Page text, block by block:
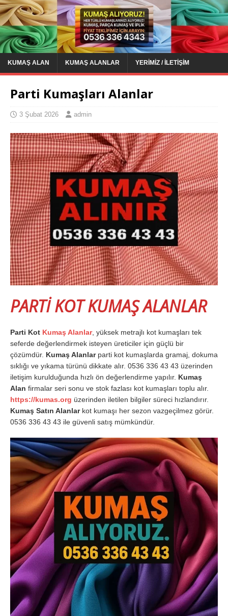
KUMAŞ ALAN KUMAŞ ALANLAR YERIMIZ / İLETIŞIM
Parti Kumaşları Alanlar
3 Şubat 2026 admin
PARTİ KOT KUMAŞ ALANLAR
Parti Kot Kumaş Alanlar, yüksek metrajlı kot kumaşları tek
seferde değerlendirmek isteyen üreticiler için güçlü bir
çözümdür. Kumaş Alanlarparti kot kumaşlarda gramaj, dokuma
sıklığı ve yıkama türünü dikkate alır. 0536 336 43 43 üzerinden
iletişim kurulduğunda hızlı ön değerlendirme yapılır. Kumaş
Alan firmalar seri sonu ve stok fazlası kot kumaşları toplu alır.
https://kumas.org üzerinden iletilen bilgiler süreci hızlandırır.
Kumaş Satın Alanlarkot kumaşı her sezon vazgeçilmez görür.
0536 336 43 43 ile güvenli satış mümkündür.